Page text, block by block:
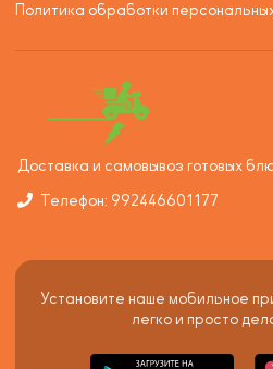
Политика обработки
Доставка и самовывоз готовых
Телефон: 992446601177
Установите наше мобильное
легко и просто